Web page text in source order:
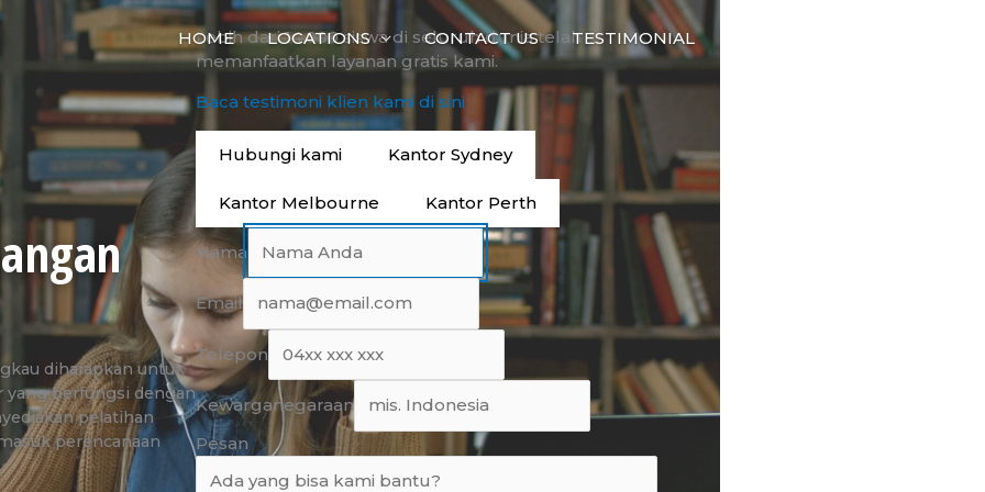
HOME LOCATIONS CONTACT US TESTIMONIAL
diharapkan untuk
yang berfungsi dengan
pelatihan
perencanaan
Lebih dari 14.000 siswa di seluruh dunia telah
memanfaatkan layanan gratis kami.
Baca testimoni klien kami di sini
Hubungi kami Kantor Sydney
Kantor Melbourne Kantor Perth
Nama
Email
Telepon
Kewarganegaraan
Pesan